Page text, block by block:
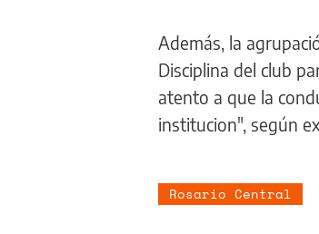
Además, la
Disciplina del club
atento a que la
institucion", según
Rosario Central